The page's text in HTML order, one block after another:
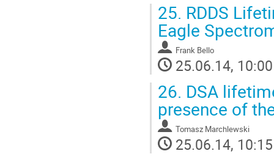
25. RDDS
Eagle
Frank Bello
25.06.14, 10:00
26. DSA
presence of
Tomasz Marchlewski
25.06.14, 10:15